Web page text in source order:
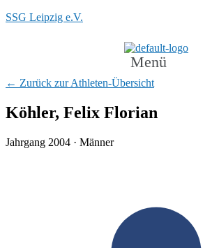
SSG Leipzig e.V.
Menü
← Zurück zur Athleten-Übersicht
Köhler, Felix Florian
Jahrgang 2004 · Männer